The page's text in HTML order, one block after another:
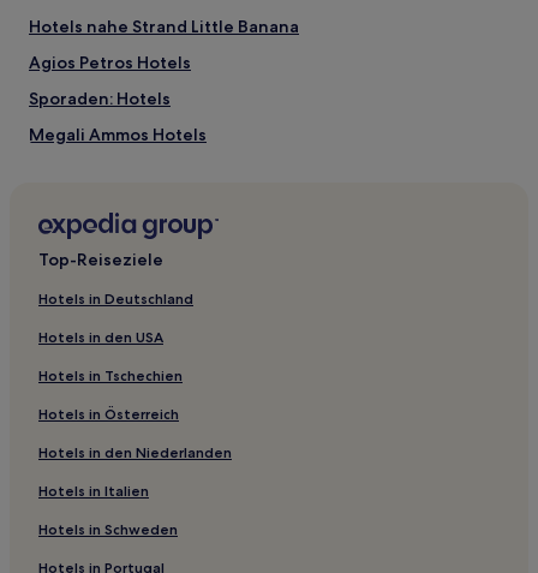
Hotels nahe Strand Little Banana
Agios Petros Hotels
Sporaden: Hotels
Megali Ammos Hotels
Hotels nahe Lalarias
Hotels nahe Strand von Roussoum Gialos
Hotels nahe Léna
Hotels nahe Vyritsa
Hotels nahe Mystique Strand
Hotels nahe Mikrós Mourtiás Strand
Skopelos Hotels
Vassilias Hotels
Top-Reiseziele
Hotels in Deutschland
Hotels in den USA
Hotels in Tschechien
Hotels in Österreich
Hotels in den Niederlanden
Hotels in Italien
Hotels in Schweden
Hotels in Portugal